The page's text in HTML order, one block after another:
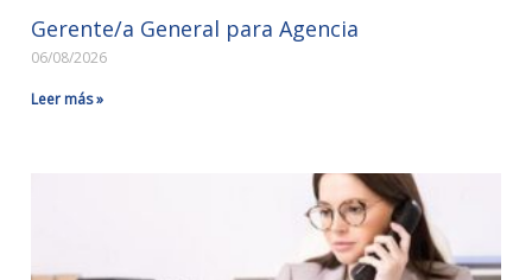
Gerente/a General para Agencia
06/08/2026
Leer más »